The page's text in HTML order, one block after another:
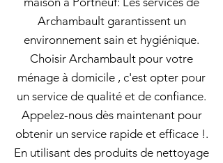
Archambault garantissent un
environnement sain et hygiénique.
Choisir Archambault pour votre
ménage à domicile , c'est opter pour
un service de qualité et de confiance.
Appelez-nous dès maintenant pour
obtenir un service rapide et efficace !.
En utilisant des produits de nettoyage